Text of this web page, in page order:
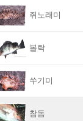
쥐노래미
볼락
쑤기미
참돔